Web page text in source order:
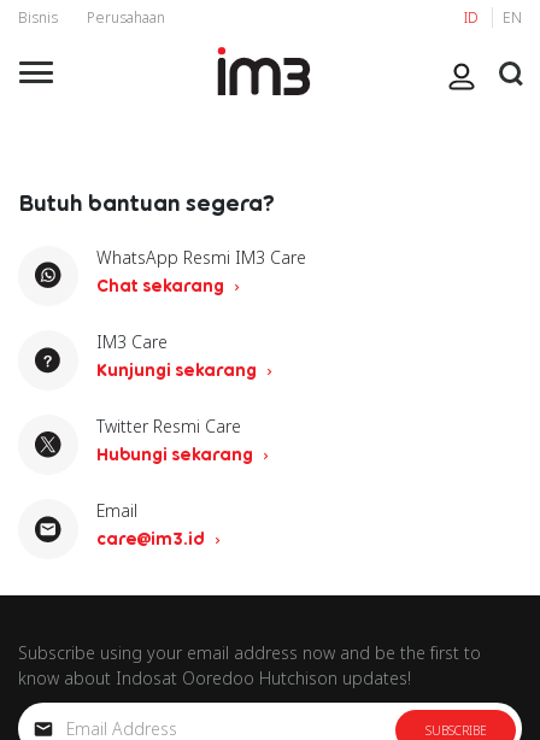
Bisnis Perusahaan ID EN
Butuh bantuan segera?
WhatsApp Resmi IM3 Care
Chat sekarang
IM3 Care
Kunjungi sekarang
Twitter Resmi Care
Hubungi sekarang
Email
care@im3.id
Subscribe using your email address now and be the first to
know about Indosat Ooredoo Hutchison updates!
SUBSCRIBE